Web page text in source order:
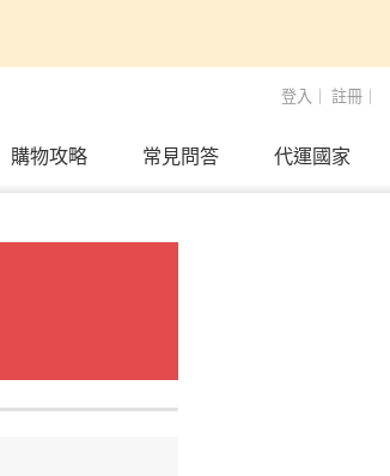
登入 註冊
代運國家
常見問答
購物攻略